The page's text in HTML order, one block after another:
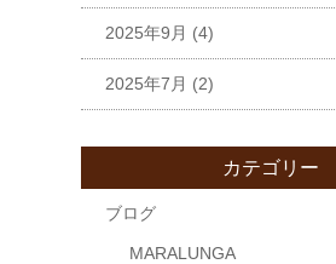
2025年9月 (4)
2025年7月 (2)
カテゴリー
ブログ
MARALUNGA